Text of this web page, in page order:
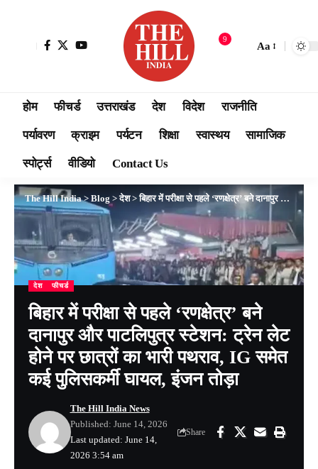
9
Aa
होम फीचर्ड उत्तराखंड देश विदेश राजनीति
पर्यावरण क्राइम पर्यटन शिक्षा स्वास्थय सामाजिक
स्पोर्ट्स वीडियो Contact Us
The Hill India> Blog >देश>बिहार में परीक्षा से पहले ‘रणक्षेत्र’ बने दानापुर और पाटलिपुत्र स्टेशन: ट्रेन लेट होने पर छात्रों का भारी पथराव, IG समेत कई पुलिसकर्मी घायल, इंजन तोड़ा
देश फीचर्ड
बिहार में परीक्षा से पहले ‘रणक्षेत्र’ बने
दानापुर और पाटलिपुत्र स्टेशन: ट्रेन लेट
होने पर छात्रों का भारी पथराव, IG समेत
कई पुलिसकर्मी घायल, इंजन तोड़ा
Last updated: June 14,
2026 3:54 am
The Hill India News
Published: June 14, 2026
Share